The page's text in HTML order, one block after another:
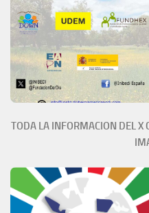
TODA LA INFORMACION DEL X